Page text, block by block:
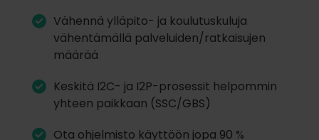
Vähennä ylläpito- ja koulutuskuluja
vähentämällä palveluiden/ratkaisujen
määrää
Keskitä I2C- ja I2P-prosessit helpommin
yhteen paikkaan (SSC/GBS)
Ota ohjelmisto käyttöön jopa 90 %